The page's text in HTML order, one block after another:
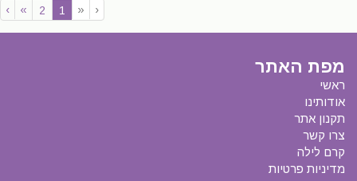
‹
«
1
2
»
›
מפת האתר
ראשי
אודותינו
תקנון אתר
צרו קשר
קרם לילה
מדיניות פרטיות